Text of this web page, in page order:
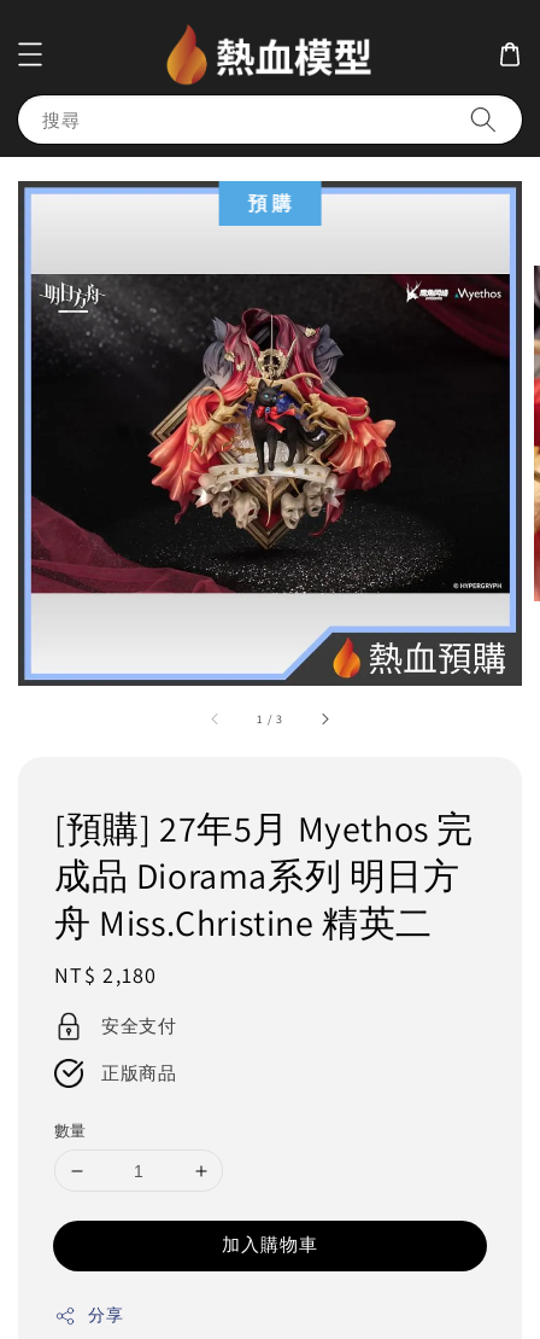
搜尋
1 /3
預 購
[預購] 27年5月 Myethos 完
成品 Diorama系列 明日方
舟 Miss.Christine 精英二
Regular
price
NT$ 2,180
安全支付
正版商品
數量
加入購物車
分享